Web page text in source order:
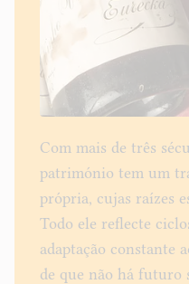
Com mais de três
património tem um
própria, cujas raízes
Todo ele reflecte
adaptação constante
de que não há futuro